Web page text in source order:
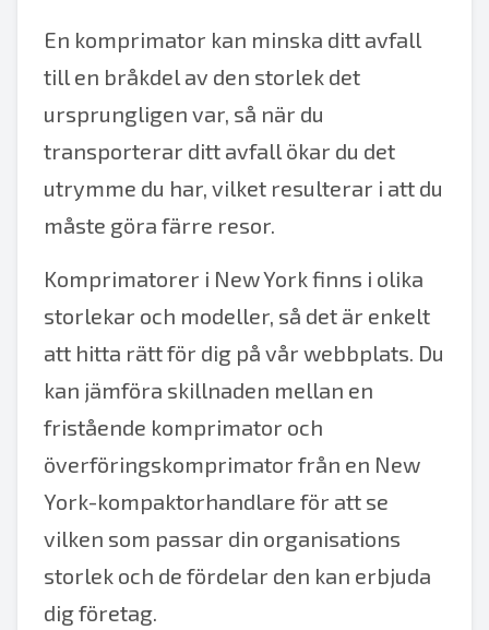
En komprimator kan minska ditt avfall
till en bråkdel av den storlek det
ursprungligen var, så när du
transporterar ditt avfall ökar du det
utrymme du har, vilket resulterar i att du
måste göra färre resor.
Komprimatorer i New York finns i olika
storlekar och modeller, så det är enkelt
att hitta rätt för dig på vår webbplats. Du
kan jämföra skillnaden mellan en
fristående komprimator och
överföringskomprimator från en New
York-kompaktorhandlare för att se
vilken som passar din organisations
storlek och de fördelar den kan erbjuda
dig företag.